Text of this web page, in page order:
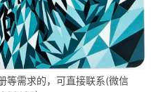
等需求的，可直接联系(微信